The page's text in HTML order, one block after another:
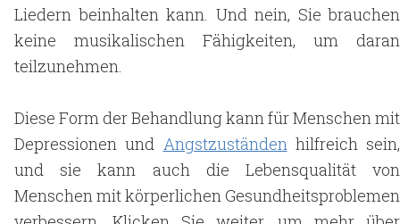
Liedern beinhalten kann. Und nein, Sie brauchen
keine musikalischen Fähigkeiten, um daran
teilzunehmen.
Diese Form der Behandlung kann für Menschen mit
Depressionen und Angstzuständenhilfreich sein,
und sie kann auch die Lebensqualität von
Menschen mit körperlichen Gesundheitsproblemen